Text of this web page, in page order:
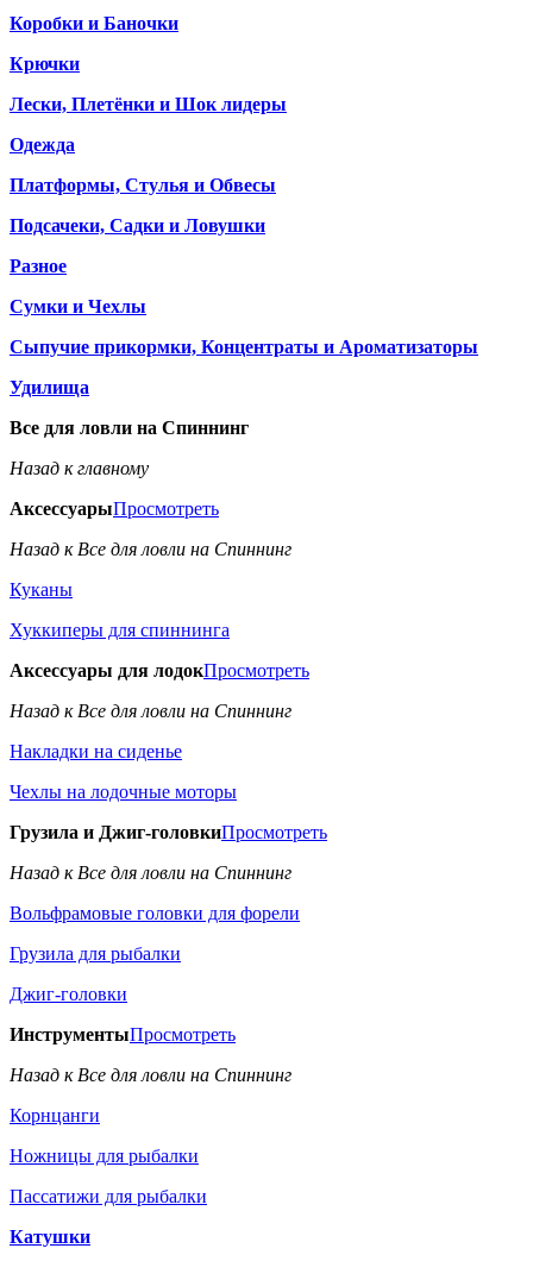
Коробки и Баночки
Крючки
Лески, Плетёнки и Шок лидеры
Одежда
Платформы, Стулья и Обвесы
Подсачеки, Садки и Ловушки
Разное
Сумки и Чехлы
Сыпучие прикормки, Концентраты и Ароматизаторы
Удилища
Все для ловли на Спиннинг
Назад к главному
АксессуарыПросмотреть
Назад к Все для ловли на Спиннинг
Куканы
Хуккиперы для спиннинга
Аксессуары для лодокПросмотреть
Назад к Все для ловли на Спиннинг
Накладки на сиденье
Чехлы на лодочные моторы
Грузила и Джиг-головкиПросмотреть
Назад к Все для ловли на Спиннинг
Вольфрамовые головки для форели
Грузила для рыбалки
Джиг-головки
ИнструментыПросмотреть
Назад к Все для ловли на Спиннинг
Корнцанги
Ножницы для рыбалки
Пассатижи для рыбалки
Катушки